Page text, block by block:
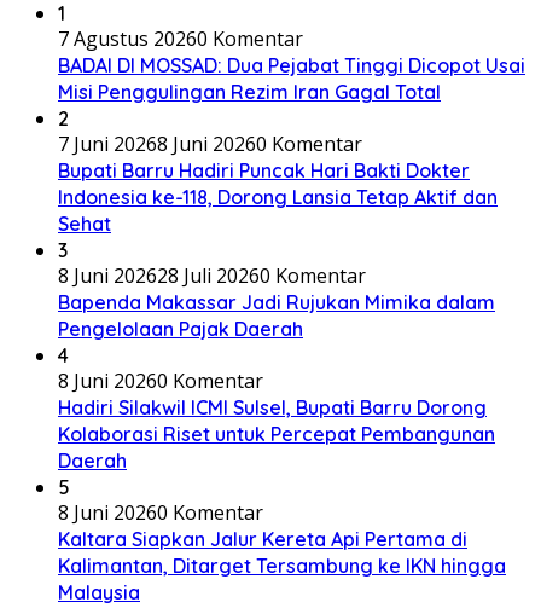
1
7 Agustus 20260 Komentar
BADAI DI MOSSAD: Dua Pejabat Tinggi Dicopot Usai
Misi Penggulingan Rezim Iran Gagal Total
2
7 Juni 20268 Juni 20260 Komentar
Bupati Barru Hadiri Puncak Hari Bakti Dokter
Indonesia ke-118, Dorong Lansia Tetap Aktif dan
Sehat
3
8 Juni 202628 Juli 20260 Komentar
Bapenda Makassar Jadi Rujukan Mimika dalam
Pengelolaan Pajak Daerah
4
8 Juni 20260 Komentar
Hadiri Silakwil ICMI Sulsel, Bupati Barru Dorong
Kolaborasi Riset untuk Percepat Pembangunan
Daerah
5
8 Juni 20260 Komentar
Kaltara Siapkan Jalur Kereta Api Pertama di
Kalimantan, Ditarget Tersambung ke IKN hingga
Malaysia